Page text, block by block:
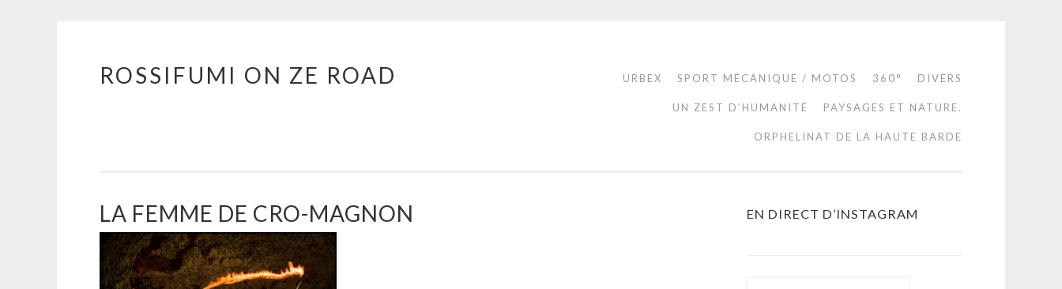
Aller
ROSSIFUMI ON ZE ROAD URBEX SPORT MÉCANIQUE / MOTOS 360° DIVERS
UN ZEST D’HUMANITÉ PAYSAGES ET NATURE.
ORPHELINAT DE LA HAUTE BARDE
LA FEMME DE CRO-MAGNON EN DIRECT D’INSTAGRAM